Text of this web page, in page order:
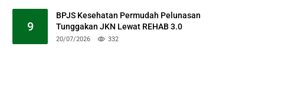
9
BPJS Kesehatan Permudah Pelunasan
Tunggakan JKN Lewat REHAB 3.0
20/07/2026 332